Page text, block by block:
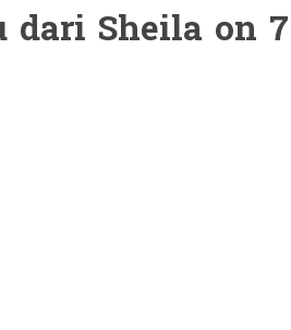
dari Sheila on 7